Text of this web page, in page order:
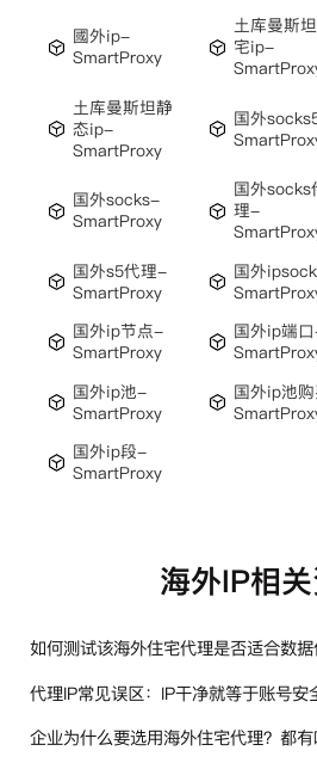
國外ip-
SmartProxy
土库曼斯
宅ip-
土库曼斯坦静
态ip-
SmartProxy
国外
国外socks-
SmartProxy
国外socks
理-
国外s5代理-
SmartProxy
国外
国外ip节点-
SmartProxy
国外ip端
国外ip池-
SmartProxy
国外ip池
国外ip段-
SmartProxy
海外IP相
代理IP常见误区：IP干净就等于账号安